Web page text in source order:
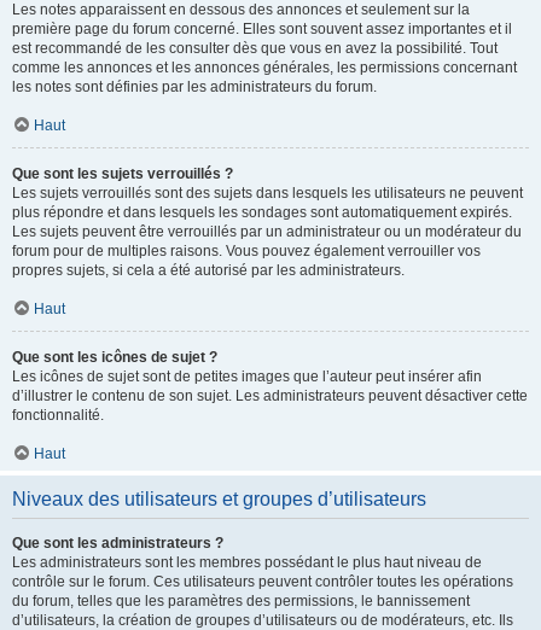
Les notes apparaissent en dessous des annonces et seulement sur la
première page du forum concerné. Elles sont souvent assez importantes et il
est recommandé de les consulter dès que vous en avez la possibilité. Tout
comme les annonces et les annonces générales, les permissions concernant
les notes sont définies par les administrateurs du forum.
Haut
Que sont les sujets verrouillés ?
Les sujets verrouillés sont des sujets dans lesquels les utilisateurs ne peuvent
plus répondre et dans lesquels les sondages sont automatiquement expirés.
Les sujets peuvent être verrouillés par un administrateur ou un modérateur du
forum pour de multiples raisons. Vous pouvez également verrouiller vos
propres sujets, si cela a été autorisé par les administrateurs.
Haut
Que sont les icônes de sujet ?
Les icônes de sujet sont de petites images que l’auteur peut insérer afin
d’illustrer le contenu de son sujet. Les administrateurs peuvent désactiver cette
fonctionnalité.
Haut
Niveaux des utilisateurs et groupes d’utilisateurs
Que sont les administrateurs ?
Les administrateurs sont les membres possédant le plus haut niveau de
contrôle sur le forum. Ces utilisateurs peuvent contrôler toutes les opérations
du forum, telles que les paramètres des permissions, le bannissement
d’utilisateurs, la création de groupes d’utilisateurs ou de modérateurs, etc. Ils